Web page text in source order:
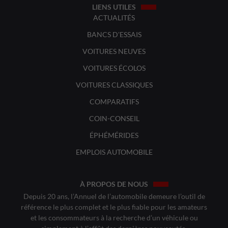
LIENS UTILES
ACTUALITÉS
BANCS D'ESSAIS
VOITURES NEUVES
VOITURES ÉCOLOS
VOITURES CLASSIQUES
COMPARATIFS
COIN-CONSEIL
ÉPHÉMÉRIDES
EMPLOIS AUTOMOBILE
À PROPOS DE NOUS
Depuis 20 ans, l’Annuel de l’automobile demeure l’outil de
référence le plus complet et le plus fiable pour les amateurs
et les consommateurs à la recherche d’un véhicule ou